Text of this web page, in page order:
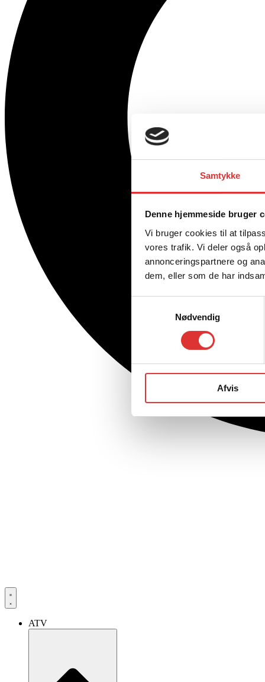
Samtykke
Denne hjemmeside bruger
Vi bruger cookies til at
vores trafik. Vi deler også
annonceringspartnere og
dem, eller som de har
Nødvendig
Afvis
ATV